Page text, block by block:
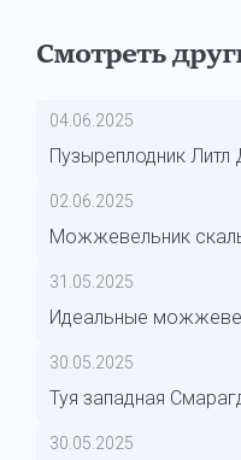
Смотреть
04.06.2025
Пузыреплодник Литл
02.06.2025
Можжевельник
31.05.2025
Идеальные
30.05.2025
Туя западная
30.05.2025